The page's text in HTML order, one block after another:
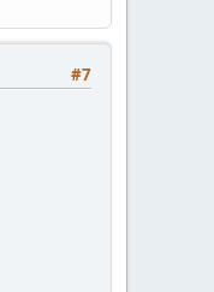
#7